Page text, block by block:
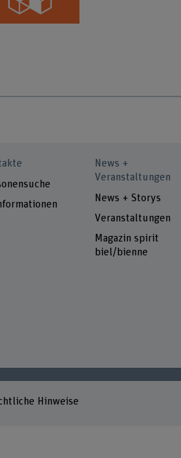
News +
Veranstaltungen
News + Storys
Veranstaltungen
Magazin spirit
biel/bienne
Hinweise